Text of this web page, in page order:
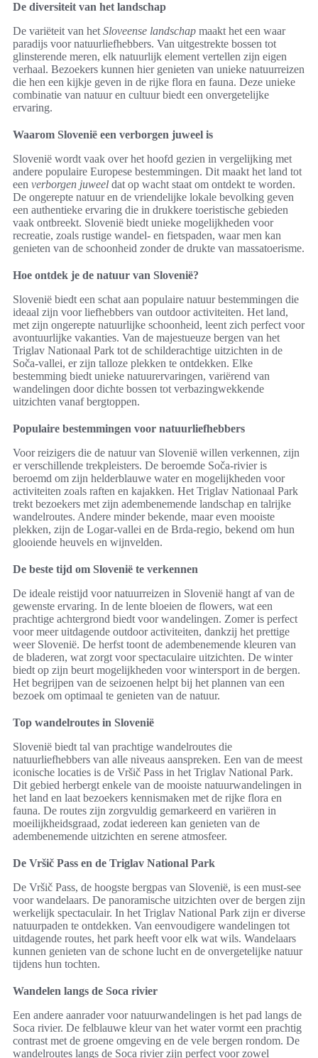
De diversiteit van het landschap
De variëteit van het Sloveense landschap maakt het een waar
paradijs voor natuurliefhebbers. Van uitgestrekte bossen tot
glinsterende meren, elk natuurlijk element vertellen zijn eigen
verhaal. Bezoekers kunnen hier genieten van unieke natuurreizen
die hen een kijkje geven in de rijke flora en fauna. Deze unieke
combinatie van natuur en cultuur biedt een onvergetelijke
ervaring.
Waarom Slovenië een verborgen juweel is
Slovenië wordt vaak over het hoofd gezien in vergelijking met
andere populaire Europese bestemmingen. Dit maakt het land tot
een verborgen juweel dat op wacht staat om ontdekt te worden.
De ongerepte natuur en de vriendelijke lokale bevolking geven
een authentieke ervaring die in drukkere toeristische gebieden
vaak ontbreekt. Slovenië biedt unieke mogelijkheden voor
recreatie, zoals rustige wandel- en fietspaden, waar men kan
genieten van de schoonheid zonder de drukte van massatoerisme.
Hoe ontdek je de natuur van Slovenië?
Slovenië biedt een schat aan populaire natuur bestemmingen die
ideaal zijn voor liefhebbers van outdoor activiteiten. Het land,
met zijn ongerepte natuurlijke schoonheid, leent zich perfect voor
avontuurlijke vakanties. Van de majestueuze bergen van het
Triglav Nationaal Park tot de schilderachtige uitzichten in de
Soča-vallei, er zijn talloze plekken te ontdekken. Elke
bestemming biedt unieke natuurervaringen, variërend van
wandelingen door dichte bossen tot verbazingwekkende
uitzichten vanaf bergtoppen.
Populaire bestemmingen voor natuurliefhebbers
Voor reizigers die de natuur van Slovenië willen verkennen, zijn
er verschillende trekpleisters. De beroemde Soča-rivier is
beroemd om zijn helderblauwe water en mogelijkheden voor
activiteiten zoals raften en kajakken. Het Triglav Nationaal Park
trekt bezoekers met zijn adembenemende landschap en talrijke
wandelroutes. Andere minder bekende, maar even mooiste
plekken, zijn de Logar-vallei en de Brda-regio, bekend om hun
glooiende heuvels en wijnvelden.
De beste tijd om Slovenië te verkennen
De ideale reistijd voor natuurreizen in Slovenië hangt af van de
gewenste ervaring. In de lente bloeien de flowers, wat een
prachtige achtergrond biedt voor wandelingen. Zomer is perfect
voor meer uitdagende outdoor activiteiten, dankzij het prettige
weer Slovenië. De herfst toont de adembenemende kleuren van
de bladeren, wat zorgt voor spectaculaire uitzichten. De winter
biedt op zijn beurt mogelijkheden voor wintersport in de bergen.
Het begrijpen van de seizoenen helpt bij het plannen van een
bezoek om optimaal te genieten van de natuur.
Top wandelroutes in Slovenië
Slovenië biedt tal van prachtige wandelroutes die
natuurliefhebbers van alle niveaus aanspreken. Een van de meest
iconische locaties is de Vršič Pass in het Triglav National Park.
Dit gebied herbergt enkele van de mooiste natuurwandelingen in
het land en laat bezoekers kennismaken met de rijke flora en
fauna. De routes zijn zorgvuldig gemarkeerd en variëren in
moeilijkheidsgraad, zodat iedereen kan genieten van de
adembenemende uitzichten en serene atmosfeer.
De Vršič Pass en de Triglav National Park
De Vršič Pass, de hoogste bergpas van Slovenië, is een must-see
voor wandelaars. De panoramische uitzichten over de bergen zijn
werkelijk spectaculair. In het Triglav National Park zijn er diverse
natuurpaden te ontdekken. Van eenvoudigere wandelingen tot
uitdagende routes, het park heeft voor elk wat wils. Wandelaars
kunnen genieten van de schone lucht en de onvergetelijke natuur
tijdens hun tochten.
Wandelen langs de Soca rivier
Een andere aanrader voor natuurwandelingen is het pad langs de
Soca rivier. De felblauwe kleur van het water vormt een prachtig
contrast met de groene omgeving en de vele bergen rondom. De
wandelroutes langs de Soca rivier zijn perfect voor zowel